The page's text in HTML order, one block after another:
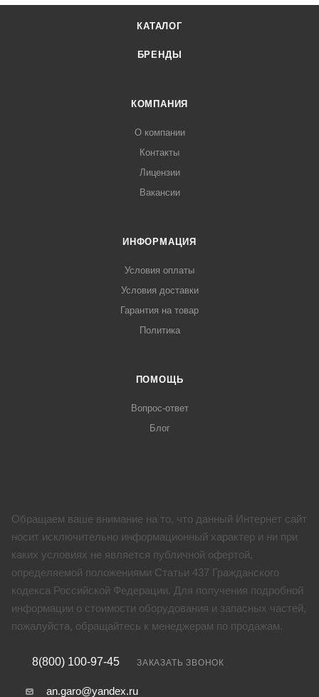
КАТАЛОГ
БРЕНДЫ
КОМПАНИЯ
О компании
Контакты
Лицензии
Вакансии
ИНФОРМАЦИЯ
Условия оплаты
Условия доставки
Гарантия на товар
Политика
ПОМОЩЬ
Вопрос-ответ
Блог
Обращаем ваше внимание на то, что данный Интернет сайт
носит исключительно информационный характер и ни при
каких условиях не является публичной офертой,
определяемой положениями Статьи 437 Гражданского
кодекса Российской Федерации. Для получения подробной
информации о стоимости оборудования и запасных частей,
пожалуйста, обращайтесь к менеджерам по продажам.
8(800) 100-97-45 ЗАКАЗАТЬ ЗВОНОК
an.garo@yandex.ru